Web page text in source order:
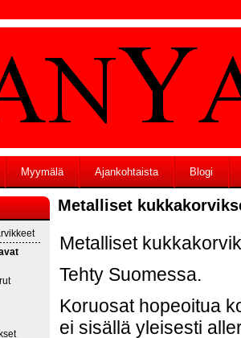
Myymälä Ajankohtaista Blogi
Metalliset
Metalliset
Tehty Suomessa.
Koruosat hopeoitua
ei sisällä yleisesti